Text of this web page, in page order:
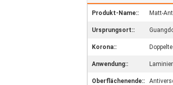
Produkt-Name:: Matt-
Ursprungsort::
Korona::
Anwendung::
Oberflächenende::